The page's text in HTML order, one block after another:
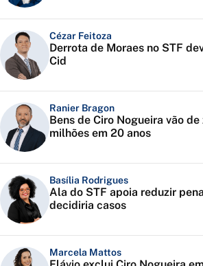
Cézar Feitoza
Derrota de Moraes no STF
Cid
Ranier Bragon
Bens de Ciro Nogueira vão
milhões em 20 anos
Basília Rodrigues
Ala do STF apoia reduzir
decidiria casos
Marcela Mattos